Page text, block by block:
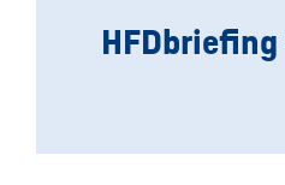
HFDbriefing